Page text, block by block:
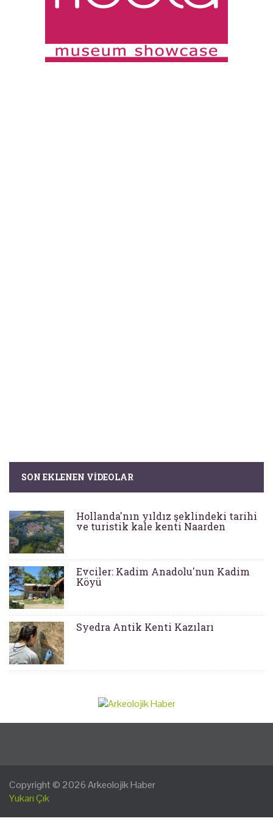
SON EKLENEN VIDEOLAR
Hollanda'nın yıldız şeklindeki tarihi
ve turistik kale kenti Naarden
Evciler: Kadim Anadolu'nun Kadim
Köyü
Syedra Antik Kenti Kazıları
Copyright © 2026Arkeolojik Haber
Yukarı Çık